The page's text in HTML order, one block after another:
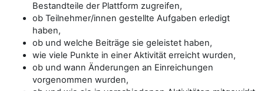
Bestandteile der Plattform zugreifen,
ob Teilnehmer/innen gestellte Aufgaben erledigt
haben,
ob und welche Beiträge sie geleistet haben,
wie viele Punkte in einer Aktivität erreicht wurden,
ob und wann Änderungen an Einreichungen
vorgenommen wurden,